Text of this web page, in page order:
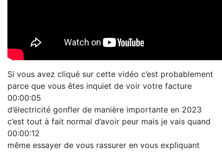
Si vous avez cliqué sur cette vidéo c’est probablement
parce que vous êtes inquiet de voir votre facture
00:00:05
d’électricité gonfler de manière importante en 2023
c’est tout à fait normal d’avoir peur mais je vais quand
00:00:12
même essayer de vous rassurer en vous expliquant